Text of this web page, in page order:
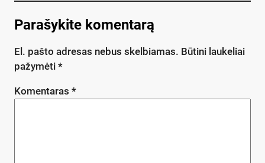
Parašykite komentarą
El. pašto adresas nebus skelbiamas. Būtini laukeliai
pažymėti *
Komentaras *